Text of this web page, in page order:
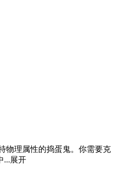
物理属性的捣蛋鬼。你需要克
...展开